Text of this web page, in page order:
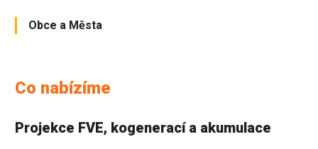
Obce a Města
Co nabízíme
Projekce FVE, kogenerací a akumulace